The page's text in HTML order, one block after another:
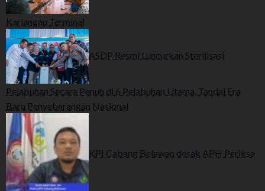
Kariangau Terminal
ASDP Resmi Luncurkan Sterilisasi
Pelabuhan Secara Penuh di 6 Pelabuhan Utama, Tandai Era
Baru Penyeberangan Nasional
KPI Cabang Belawan desak APH Periksa